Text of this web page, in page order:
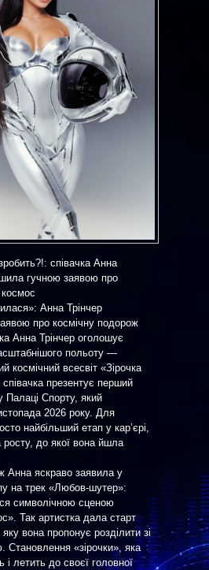
співачка Анна
гучною заявою про
космос
Анна Трінчер
про космічну подорож
Анна Трінчер оголошує
польоту —
космічний всесвіт «Зірочка
презентує перший
Палаці Спорту, який
2026 року. Для
найбільший етап у кар’єрі,
росту, до якої вона йшла
Анна яскраво заявила у
на трек «Любов-шутер»:
символічною сценою
Так артистка дала старт
вона пропонує розділити зі
Становлення «зірочки», яка
і летить до своєї головної